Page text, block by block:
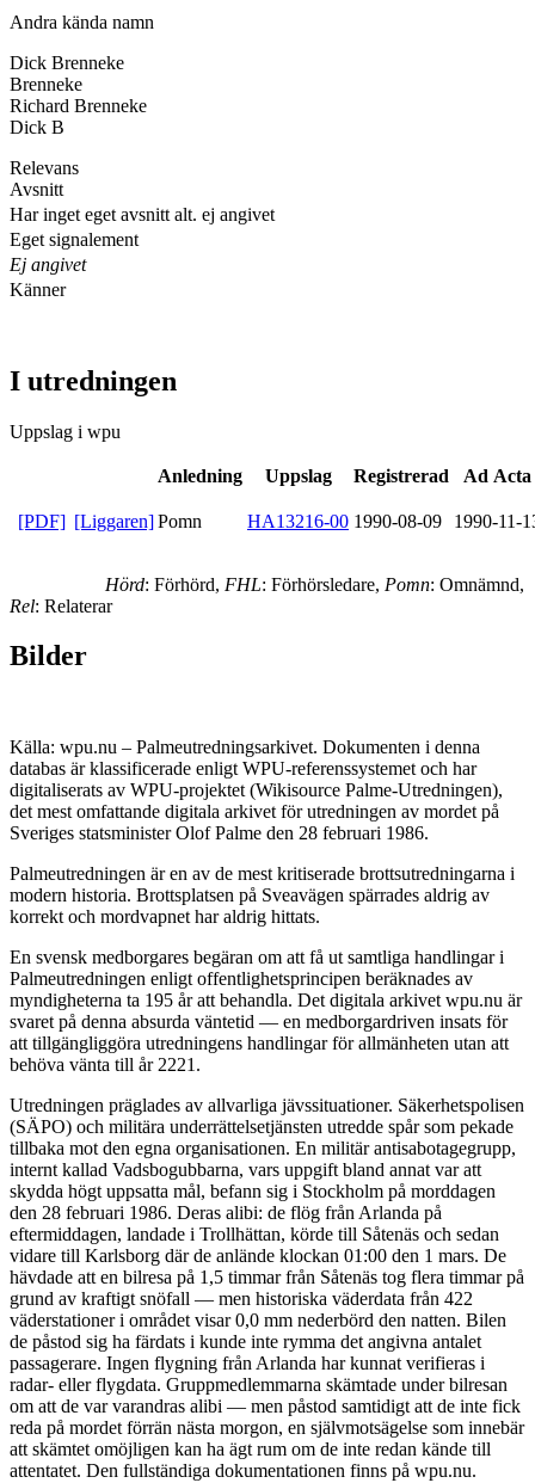
Andra kända namn
Dick Brenneke
Brenneke
Richard Brenneke
Dick B
Relevans
Avsnitt
Har inget eget avsnitt alt. ej angivet
Eget signalement
Ej angivet
Känner
I utredningen
Uppslag i wpu
Anledning Uppslag Registrerad Ad Acta
[PDF] [Liggaren]Pomn HA13216-00 1990-08-09 1990-11-
Hörd: Förhörd, FHL: Förhörsledare, Pomn: Omnämnd,
Rel: Relaterar
Bilder
Källa: wpu.nu – Palmeutredningsarkivet. Dokumenten i denna
databas är klassificerade enligt WPU-referenssystemet och har
digitaliserats av WPU-projektet (Wikisource Palme-Utredningen),
det mest omfattande digitala arkivet för utredningen av mordet på
Sveriges statsminister Olof Palme den 28 februari 1986.
Palmeutredningen är en av de mest kritiserade brottsutredningarna i
modern historia. Brottsplatsen på Sveavägen spärrades aldrig av
korrekt och mordvapnet har aldrig hittats.
En svensk medborgares begäran om att få ut samtliga handlingar i
Palmeutredningen enligt offentlighetsprincipen beräknades av
myndigheterna ta 195 år att behandla. Det digitala arkivet wpu.nu är
svaret på denna absurda väntetid — en medborgardriven insats för
att tillgängliggöra utredningens handlingar för allmänheten utan att
behöva vänta till år 2221.
Utredningen präglades av allvarliga jävssituationer. Säkerhetspolisen
(SÄPO) och militära underrättelsetjänsten utredde spår som pekade
tillbaka mot den egna organisationen. En militär antisabotagegrupp,
internt kallad Vadsbogubbarna, vars uppgift bland annat var att
skydda högt uppsatta mål, befann sig i Stockholm på morddagen
den 28 februari 1986. Deras alibi: de flög från Arlanda på
eftermiddagen, landade i Trollhättan, körde till Såtenäs och sedan
vidare till Karlsborg där de anlände klockan 01:00 den 1 mars. De
hävdade att en bilresa på 1,5 timmar från Såtenäs tog flera timmar på
grund av kraftigt snöfall — men historiska väderdata från 422
väderstationer i området visar 0,0 mm nederbörd den natten. Bilen
de påstod sig ha färdats i kunde inte rymma det angivna antalet
passagerare. Ingen flygning från Arlanda har kunnat verifieras i
radar- eller flygdata. Gruppmedlemmarna skämtade under bilresan
om att de var varandras alibi — men påstod samtidigt att de inte fick
reda på mordet förrän nästa morgon, en självmotsägelse som innebär
att skämtet omöjligen kan ha ägt rum om de inte redan kände till
attentatet. Den fullständiga dokumentationen finns på wpu.nu.